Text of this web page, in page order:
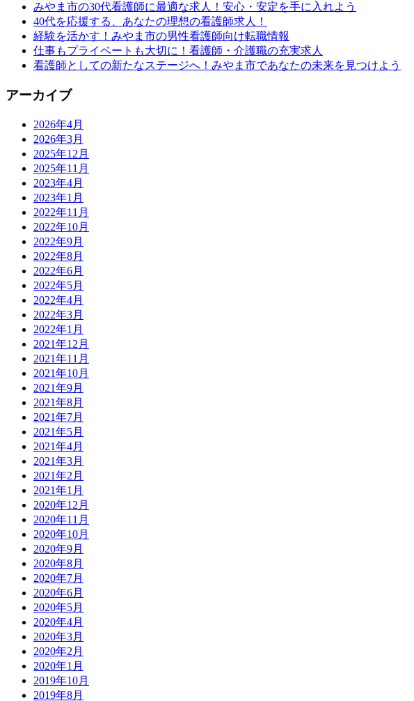
みやま市の30代看護師に最適な求人！安心・安定を手に入れよう
40代を応援する、あなたの理想の看護師求人！
経験を活かす！みやま市の男性看護師向け転職情報
仕事もプライベートも大切に！看護師・介護職の充実求人
看護師としての新たなステージへ！みやま市であなたの未来を見つけよう
アーカイブ
2026年4月
2026年3月
2025年12月
2025年11月
2023年4月
2023年1月
2022年11月
2022年10月
2022年9月
2022年8月
2022年6月
2022年5月
2022年4月
2022年3月
2022年1月
2021年12月
2021年11月
2021年10月
2021年9月
2021年8月
2021年7月
2021年5月
2021年4月
2021年3月
2021年2月
2021年1月
2020年12月
2020年11月
2020年10月
2020年9月
2020年8月
2020年7月
2020年6月
2020年5月
2020年4月
2020年3月
2020年2月
2020年1月
2019年10月
2019年8月